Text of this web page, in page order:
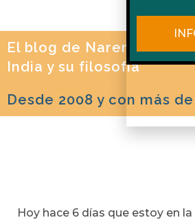
El blog de Naren Herrero
India y su filosofía
Desde 2008 y con más
Hoy hace 6 días que estoy en